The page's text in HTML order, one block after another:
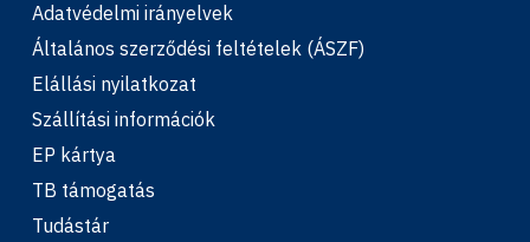
Adatvédelmi irányelvek
Általános szerződési feltételek (ÁSZF)
Elállási nyilatkozat
Szállítási információk
EP kártya
TB támogatás
Tudástár